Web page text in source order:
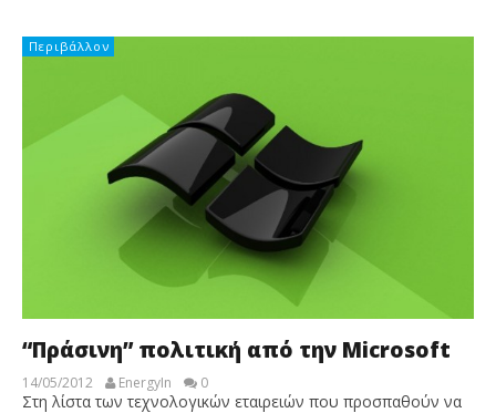
Περιβάλλον
“Πράσινη” πολιτική από την Microsoft
14/05/2012 EnergyIn 0
Στη λίστα των τεχνολογικών εταιρειών που προσπαθούν να